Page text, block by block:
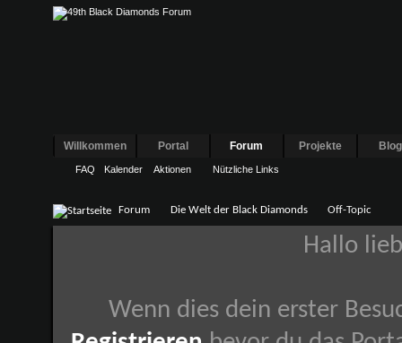
Willkommen Portal Forum
FAQ Kalender Aktionen Nützliche Links
Projekte
Forum Die Welt der Black Diamonds Off-Topic
Hallo
Wenn dies dein erster